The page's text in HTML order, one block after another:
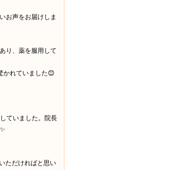
お声をお届けしま
り、薬を服用して
かれていました😊
ていました。院長
ただければと思い